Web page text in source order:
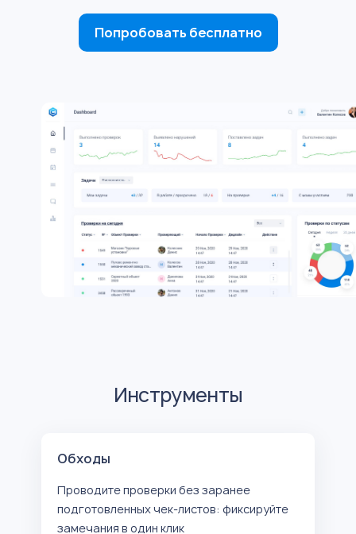
Попробовать бесплатно
Инструменты
Обходы
Проводите проверки без заранее
подготовленных чек-листов: фиксируйте
замечания в один клик